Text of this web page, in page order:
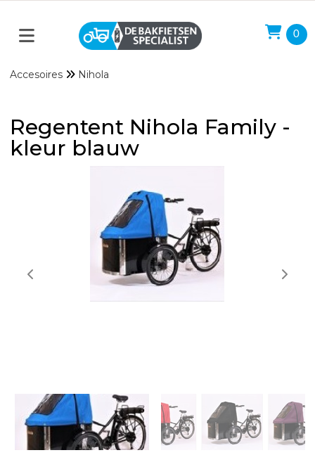
0
Accesoires Nihola
Regentent Nihola Family -
kleur blauw